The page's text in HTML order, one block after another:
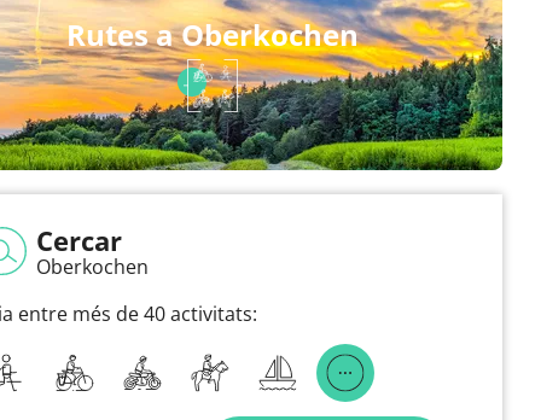
Rutes a Oberkochen
Cercar
Oberkochen
entre més de 40 activitats: